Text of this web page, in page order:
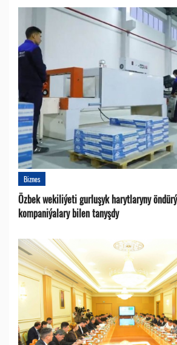
Biznes
Özbek wekiliýeti gurluşyk harytlaryny
kompaniýalary bilen tanyşdy